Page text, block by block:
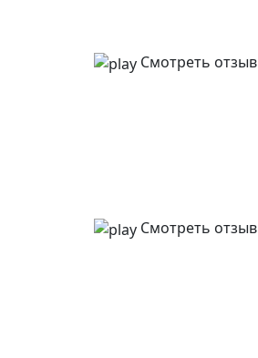
Смотреть отзыв
Смотреть отзыв